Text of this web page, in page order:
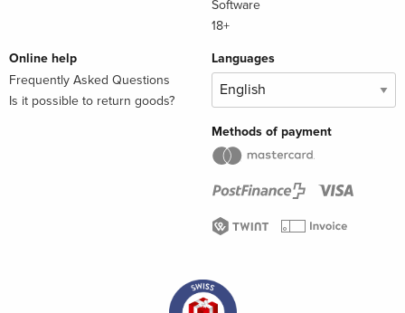
Software
18+
Online help
Frequently Asked Questions
Is it possible to return goods?
Languages
Methods of payment